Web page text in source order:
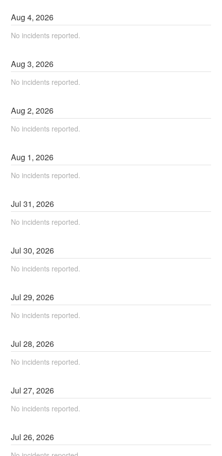
Aug4,2026
No incidents reported.
Aug3,2026
No incidents reported.
Aug2,2026
No incidents reported.
Aug 1,2026
No incidents reported.
Jul31,2026
No incidents reported.
Jul30,2026
No incidents reported.
Jul29,2026
No incidents reported.
Jul28,2026
No incidents reported.
Jul27,2026
No incidents reported.
Jul26,2026